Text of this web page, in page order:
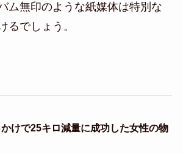
ム無印のような紙媒体は特別な
るでしょう。
けで25キロ減量に成功した女性の物